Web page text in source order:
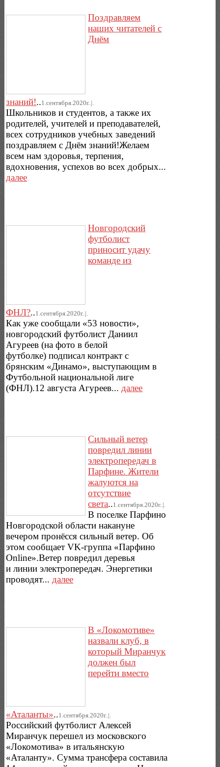
Поздравляем
наших читателей с
Днём
знаний!..1.сентября.2020г..|.
Школьников и студентов, а также их
родителей, учителей и преподавателей,
всех сотрудников учебных заведений
поздравляем с Днём знаний!Желаем
всем нам здоровья, терпения,
вдохновения, успехов во всех добрых...
далее
Новгородский
футболист
приносит удачу
команде из
ФНЛ?..1.сентября.2020г..|.
Как уже сообщали «53 новости»,
новгородский футболист Даниил
Агуреев (на фото в белой
футболке) подписал контракт с
брянским «Динамо», выступающим в
Футбольной национальной лиге
(ФНЛ).12 августа Агуреев...далее
Сильный ветер
повредил линии
электропередач в
Парфине. Жители
жалуются на
отсутствие
света..1.сентября.2020г..|.
В поселке Парфино
Новгородской области накануне
вечером пронёсся сильный ветер. Об
этом сообщает VK-группа «Парфино
Online».Ветер повредил деревья
и линии электропередач. Энергетики
проводят... далее
В «Локомотиве»
назвали клуб, в
который Миранчук
должен был
перейти вместо
«Аталанты»..1.сентября.2020г..|.
Российский футболист Алексей
Миранчук перешел из московского
«Локомотива» в итальянскую
«Аталанту». Сумма трансфера составила